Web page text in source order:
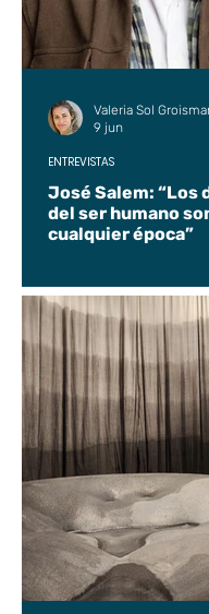
José Salem: “Los
del ser humano
cualquier época”
ENTREVISTAS
Valeria Sol
9 jun